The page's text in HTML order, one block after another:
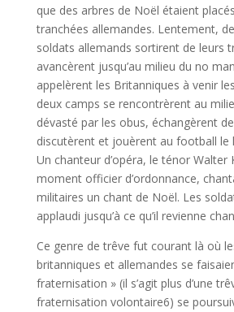
que des arbres de Noël étaient
tranchées allemandes. Lentement,
soldats allemands sortirent de leurs
avancèrent jusqu’au milieu du no
appelèrent les Britanniques à venir
deux camps se rencontrèrent au
dévasté par les obus, échangèrent
discutèrent et jouèrent au football le
Un chanteur d’opéra, le ténor Walter
moment officier d’ordonnance,
militaires un chant de Noël. Les
applaudi jusqu’à ce qu’il revienne
Ce genre de trêve fut courant là où
britanniques et allemandes se
fraternisation » (il s’agit plus d’une
fraternisation volontaire6) se